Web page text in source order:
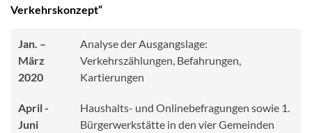
Verkehrskonzept“
Jan. –
März
2020
Analyse der Ausgangslage:
Verkehrszählungen, Befahrungen,
Kartierungen
April -
Juni
Haushalts- und Onlinebefragungen sowie 1.
Bürgerwerkstätte in den vier Gemeinden